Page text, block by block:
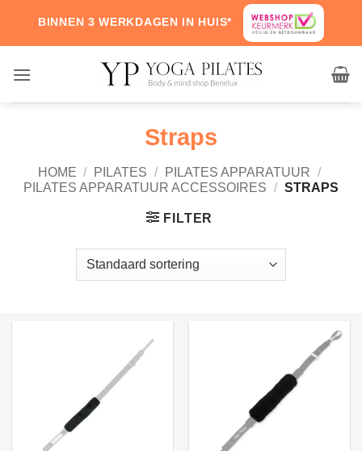
content
BINNEN 3 WERKDAGEN IN HUIS*
Straps
HOME / PILATES / PILATES APPARATUUR /
PILATES APPARATUUR ACCESSOIRES / STRAPS
FILTER